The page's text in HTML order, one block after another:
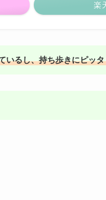
楽
いるし、持ち歩きにピッタ